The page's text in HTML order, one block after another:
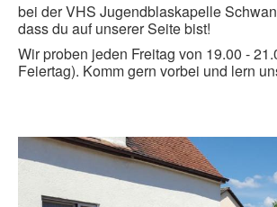
Termine
Kontakt
Mitglied werden
Kooperationen
bei der VHS Jugendblaskapelle
dass du auf unserer Seite bist!
Wir proben jeden Freitag von 19.00 -
Feiertag). Komm gern vorbei und lern